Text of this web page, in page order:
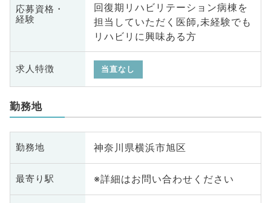
応募資格・
経験
回復期リハビリテーション病棟を
担当していただく医師,未経験でも
リハビリに興味ある方
求人特徴 当直なし
勤務地
勤務地 神奈川県横浜市旭区
最寄り駅 ※詳細はお問い合わせください